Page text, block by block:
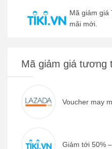
Mã giảm giá
mãi mới.
Mã giảm giá tương
Voucher may
Giảm tới 50% –